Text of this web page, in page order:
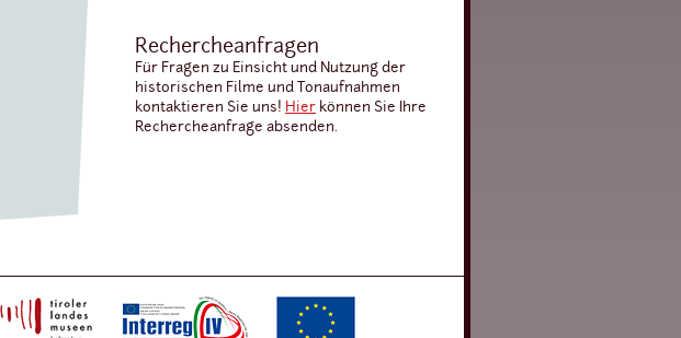
Rechercheanfragen
Für Fragen zu Einsicht und Nutzung der
historischen Filme und Tonaufnahmen
kontaktieren Sie uns! Hier können Sie Ihre
Rechercheanfrage absenden.